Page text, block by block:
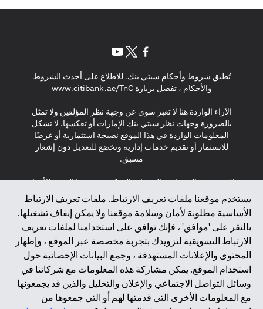
يستخدم موقعنا ملفات تعريف الارتباط. ملفات تعريف الارتباط
الأساسية مطلوبة لأمان وسلامة موقعنا ولا يمكن إيقاف تشغيلها.
بالنقر على 'موافق' ، فإنك توافق على استخدامنا لملفات تعريف
الارتباط التسويقية لتزويدك بتجربة مخصصة عبر الموقع ، وإظهار
المحتوى والإعلانات المستهدفة ، وجمع البيانات الإحصائية حول
استخدام الموقع. يمكن مشاركة هذه المعلومات مع شركائنا في
وسائل التواصل الاجتماعي والإعلان والتحليل والذين قد يجمعونها
مع المعلومات الأخرى التي قدمتها لهم أو التي جمعوها من
تُطبق شروط وأحكام سيتي بنك. للاطلاع على أحدث الشروط
والأحكام ، تفضل بزيارةwww.citibank.ae/TnC
(opens in a new tab)
الآراء الواردة هنا لا تعبر سوى عن وجهة نظر المؤلفين ولا تمثل
بالضرورة وجهات نظر سيتي بنك الإمارات أو تعكسها. لا تشكل
المعلومات الواردة في هذا الموقع نصيحة استثمارية أو عرضًا
للاستثمار أو تقديم خدمات إدارية وتخضع للتعديل دون إشعار
مسبق.
لا يتم تقديم المنتجات والخدمات المذكورة في هذا الموقع للأفراد
المقيمين في الاتحاد الأوروبي أو المنطقة الاقتصادية الأوروبية أو
سويسرا أو غيرنسي أو جيرسي أو موناكو أو سان مارينو أو
الفاتيكان أو جزيرة مان أو المملكة المتحدة أو خصوصية البيانات
(لائحة حماية البيانات العامة \ قانون حماية البيانات الشخصية
العامة \ قانون خصوصية نيوزيلندا). المحتوى الموجود في هذه
الصفحة ليس ولا ينبغي تفسيره على أنه عرض أو دعوة أو دعوة
لشراء أو بيع أي من المنتجات والخدمات المذكورة هنا لمثل هؤلاء
الأفراد.
*GDPR – اللائحة العامة لحماية البيانات؛ * LGPD – Lei Geral de